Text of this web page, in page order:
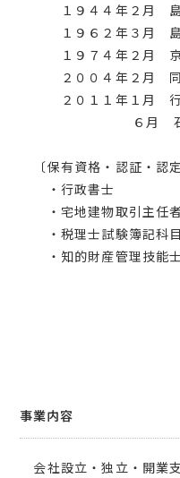
１９４４年２月 島
１９６２年３月 島
１９７４年２月 京
２００４年２月 同
２０１１年１月 行
６月 石山寺行
〔保有資格・認証・認定
・行政書士
・宅地建物取引主任
・税理士試験簿記科目
・知的財産管理技能
事業内容
会社設立・独立・開業